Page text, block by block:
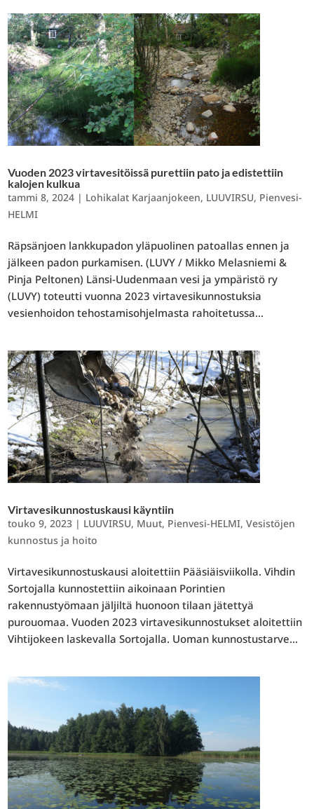
Vuoden 2023 virtavesitöissä purettiin pato ja edistettiin
kalojen kulkua
tammi 8, 2024 | Lohikalat Karjaanjokeen, LUUVIRSU, Pienvesi-
HELMI
Räpsänjoen lankkupadon yläpuolinen patoallas ennen ja
jälkeen padon purkamisen. (LUVY / Mikko Melasniemi &
Pinja Peltonen) Länsi-Uudenmaan vesi ja ympäristö ry
(LUVY) toteutti vuonna 2023 virtavesikunnostuksia
vesienhoidon tehostamisohjelmasta rahoitetussa...
Virtavesikunnostuskausi käyntiin
touko 9, 2023 | LUUVIRSU, Muut, Pienvesi-HELMI,Vesistöjen
kunnostus ja hoito
Virtavesikunnostuskausi aloitettiin Pääsiäisviikolla. Vihdin
Sortojalla kunnostettiin aikoinaan Porintien
rakennustyömaan jäljiltä huonoon tilaan jätettyä
purouomaa. Vuoden 2023 virtavesikunnostukset aloitettiin
Vihtijokeen laskevalla Sortojalla. Uoman kunnostustarve...